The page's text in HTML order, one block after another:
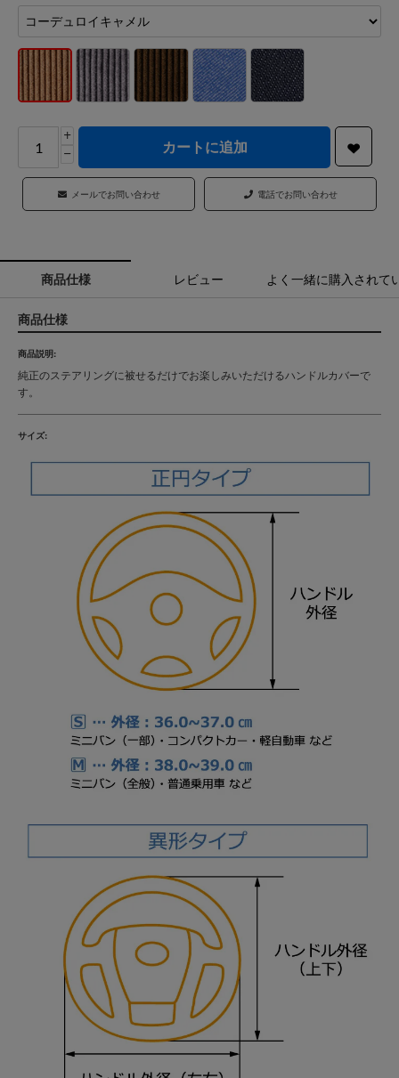
+
−
カートに追加
メールでお問い合わせ 電話でお問い合わせ
商品仕様 レビュー よく一緒に購入されて
商品仕様
商品説明:
純正のステアリングに被せるだけでお楽しみいただけるハンドルカバーで
す。
サイズ: